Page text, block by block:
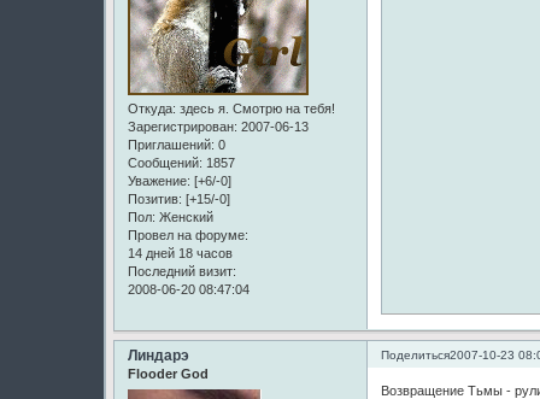
Откуда: здесь я. Смотрю на тебя!
Зарегистрирован: 2007-06-13
Приглашений: 0
Сообщений: 1857
Уважение: [+6/-0]
Позитив: [+15/-0]
Пол: Женский
Провел на форуме:
14 дней 18 часов
Последний визит:
2008-06-20 08:47:04
Поделиться2007-10-23
Линдарэ
Flooder God
Возвращение Тьмы -